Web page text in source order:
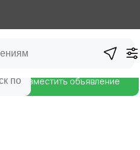
Разместить объявление